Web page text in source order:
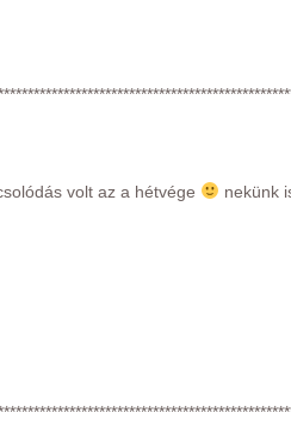
volt az a hétvége
nekünk